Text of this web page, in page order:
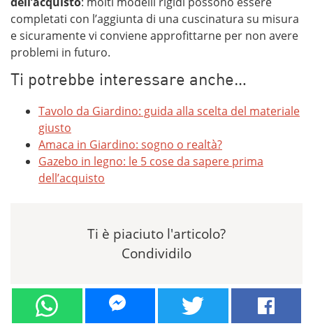
completati con l’aggiunta di una cuscinatura su misura
e sicuramente vi conviene approfittarne per non avere
problemi in futuro.
Ti potrebbe interessare anche…
Tavolo da Giardino: guida alla scelta del materiale
giusto
Amaca in Giardino: sogno o realtà?
Gazebo in legno: le 5 cose da sapere prima
dell’acquisto
Ti è piaciuto l'articolo?
Condividilo